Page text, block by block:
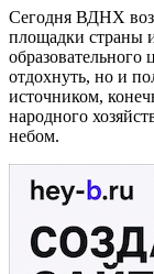
Сегодня ВДНХ
площадки страны
образовательного
отдохнуть, но и
источником,
народного
небом.